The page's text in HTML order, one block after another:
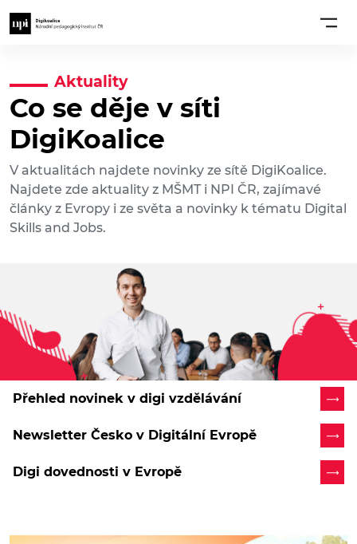
Aktuality
Co se děje v síti
DigiKoalice
V aktualitách najdete novinky ze sítě DigiKoalice.
Najdete zde aktuality z MŠMT i NPI ČR, zajímavé
články z Evropy i ze světa a novinky k tématu Digital
Skills and Jobs.
Přehled novinek v digi vzdělávání
Newsletter Česko v Digitální Evropě
Digi dovednosti v Evropě